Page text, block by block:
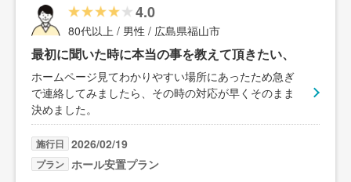
4.0
80代以上 / 男性 / 広島県福山市
最初に聞いた時に本当の事を教えて頂きたい、
ホームページ見てわかりやすい場所にあったため急ぎ
で連絡してみましたら、その時の対応が早くそのまま
決めました。
施行日 2026/02/19
プラン ホール安置プラン